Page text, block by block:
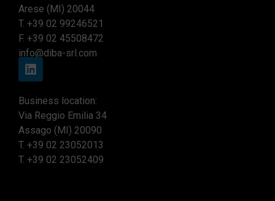
Arese (MI) 20044
T. +39 02 99246521
F. +39 02 45508472
info@diba-srl.com
Business location:
Via Reggio Emilia 34
Assago (MI) 20090
T. +39 02 23052013
T. +39 02 23052409